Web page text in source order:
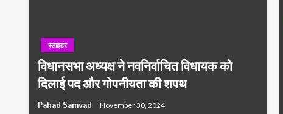
स्लाइडर
विधानसभा अध्यक्ष ने नवनिर्वाचित विधायक को
दिलाई पद और गोपनीयता की शपथ
Pahad Samvad November 30, 2024